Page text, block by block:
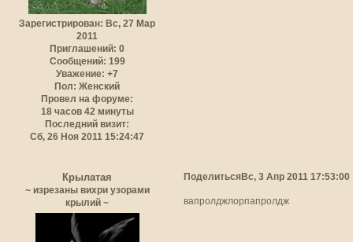
Зарегистрирован: Вс, 27 Мар
2011
Приглашений: 0
Сообщений: 199
Уважение: +7
Пол: Женский
Провел на форуме:
18 часов 42 минуты
Последний визит:
Сб, 26 Ноя 2011 15:24:47
ПоделитьсяВс, 3 Апр 2011 17:53:00
Крылатая
~ изрезаны вихри узорами
крылий ~
вапролджлорпапролдж